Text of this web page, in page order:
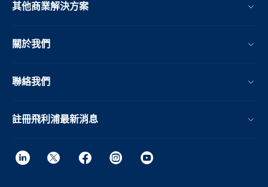
其他商業解決方案
關於我們
聯絡我們
註冊飛利浦最新消息